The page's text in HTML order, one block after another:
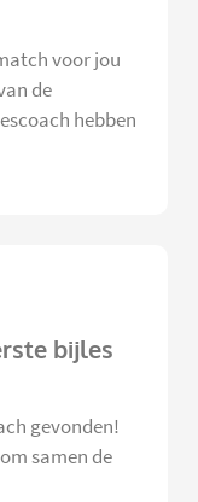
voor jou
de
hebben
bijles
gevonden!
samen de